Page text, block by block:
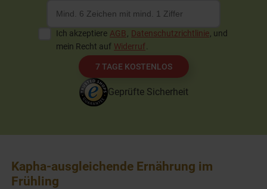
Ich akzeptiere AGB Datenschutzrichtlinie , und
mein Recht auf Widerruf
7 TAGE KOSTENLOS
Geprüfte Sicherheit
Kapha-ausgleichende Ernährung im
Frühling